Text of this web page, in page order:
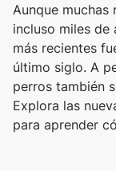
Aunque muchas
incluso miles de
más recientes
último siglo. A
perros también
Explora las
para aprender